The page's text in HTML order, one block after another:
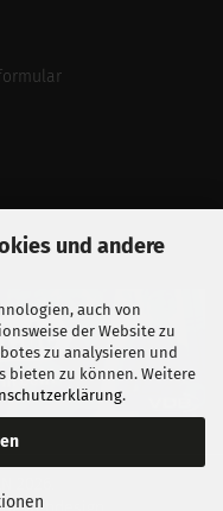
und andere
auch von
der Website zu
zu analysieren und
bieten zu können. Weitere
.